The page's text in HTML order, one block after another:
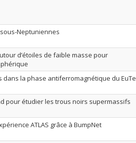
Neptuniennes
d’étoiles de faible masse pour
la phase antiferromagnétique du EuTe
pour étudier les trous noirs supermassifs
ATLAS grâce à BumpNet